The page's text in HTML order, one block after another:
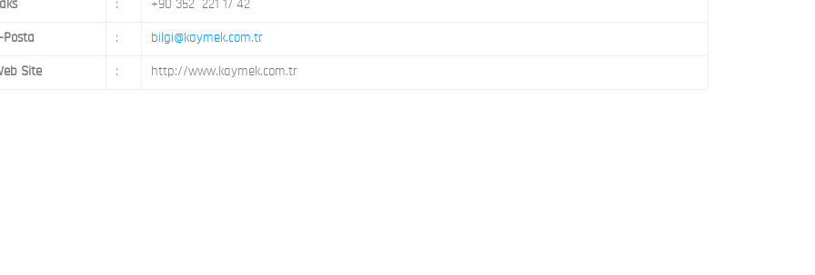
: +90 352 221 17 42
Posta : bilgi@kaymek.com.tr
Site : http://www.kaymek.com.tr